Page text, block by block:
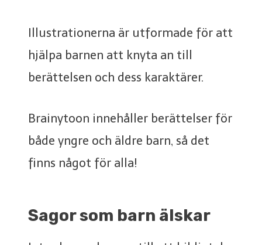
Illustrationerna är utformade för att
hjälpa barnen att knyta an till
berättelsen och dess karaktärer.
Brainytoon innehåller berättelser för
både yngre och äldre barn, så det
finns något för alla!
Sagor som barn älskar